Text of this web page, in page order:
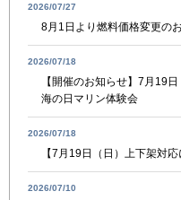
2026/07/27
8月1日より燃料価格変更の
2026/07/18
【開催のお知らせ】7月19
海の日マリン体験会
2026/07/18
【7月19日（日）上下架対応
2026/07/10